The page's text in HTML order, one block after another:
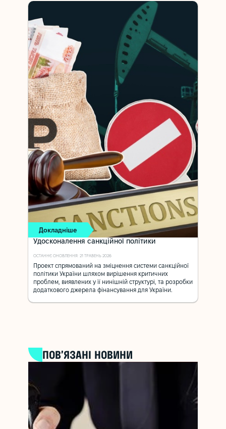
Докладніше
Удосконалення санкційної політики
ОСТАННЄ ОНОВЛЕННЯ: 21 ТРАВЕНЬ 2026
Проект спрямований на зміцнення системи санкційної
політики України шляхом вирішення критичних
проблем, виявлених у її нинішній структурі, та розробки
додаткового джерела фінансування для України.
ПОВ’ЯЗАНІ НОВИНИ